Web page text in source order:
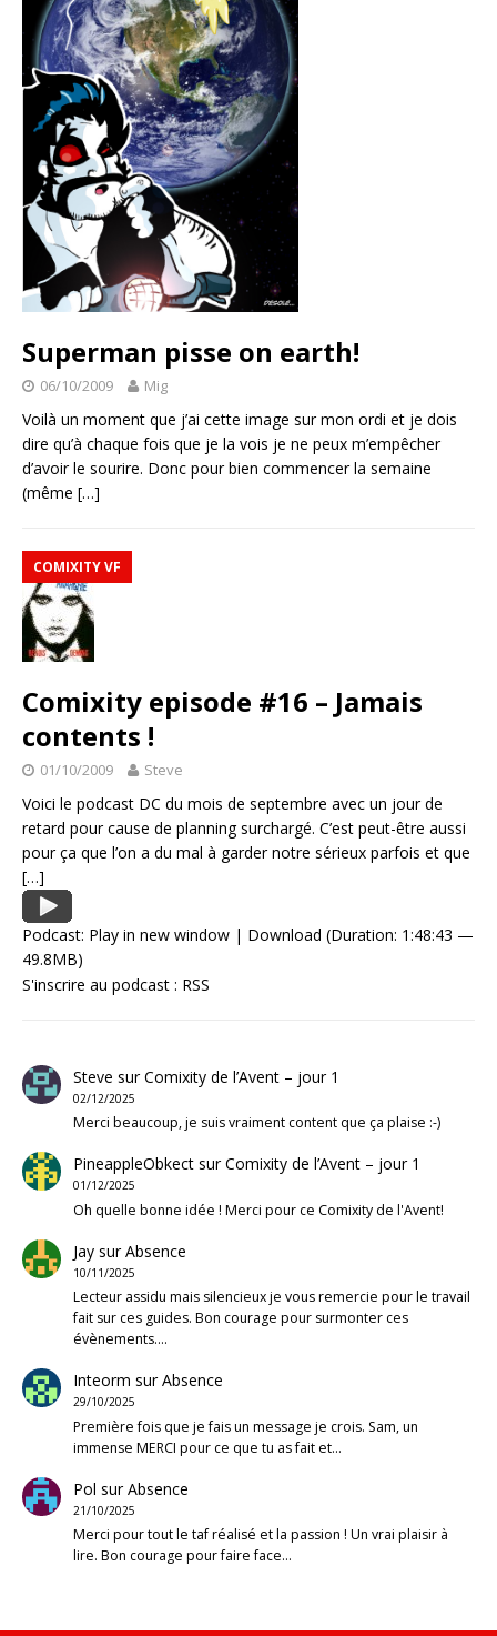
Superman pisse on earth!
06/10/2009 Mig
Voilà un moment que j’ai cette image sur mon ordi et je dois
dire qu’à chaque fois que je la vois je ne peux m’empêcher
d’avoir le sourire. Donc pour bien commencer la semaine
(même […]
COMIXITY VF
Comixity episode #16 – Jamais
contents !
01/10/2009 Steve
Voici le podcast DC du mois de septembre avec un jour de
retard pour cause de planning surchargé. C’est peut-être aussi
pour ça que l’on a du mal à garder notre sérieux parfois et que
[…]
Podcast: Play in new window | Download (Duration: 1:48:43 —
49.8MB)
S'inscrire au podcast : RSS
Steve surComixity de l’Avent – jour 1
02/12/2025
Merci beaucoup, je suis vraiment content que ça plaise :-)
PineappleObkectsurComixity de l’Avent – jour 1
01/12/2025
Oh quelle bonne idée ! Merci pour ce Comixity de l'Avent!
JaysurAbsence
10/11/2025
Lecteur assidu mais silencieux je vous remercie pour le travail
fait sur ces guides. Bon courage pour surmonter ces
évènements.…
Inteorm surAbsence
29/10/2025
Première fois que je fais un message je crois. Sam, un
immense MERCI pour ce que tu as fait et…
Pol surAbsence
21/10/2025
Merci pour tout le taf réalisé et la passion ! Un vrai plaisir à
lire. Bon courage pour faire face…